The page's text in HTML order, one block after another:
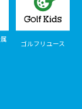
ゴルフリユース